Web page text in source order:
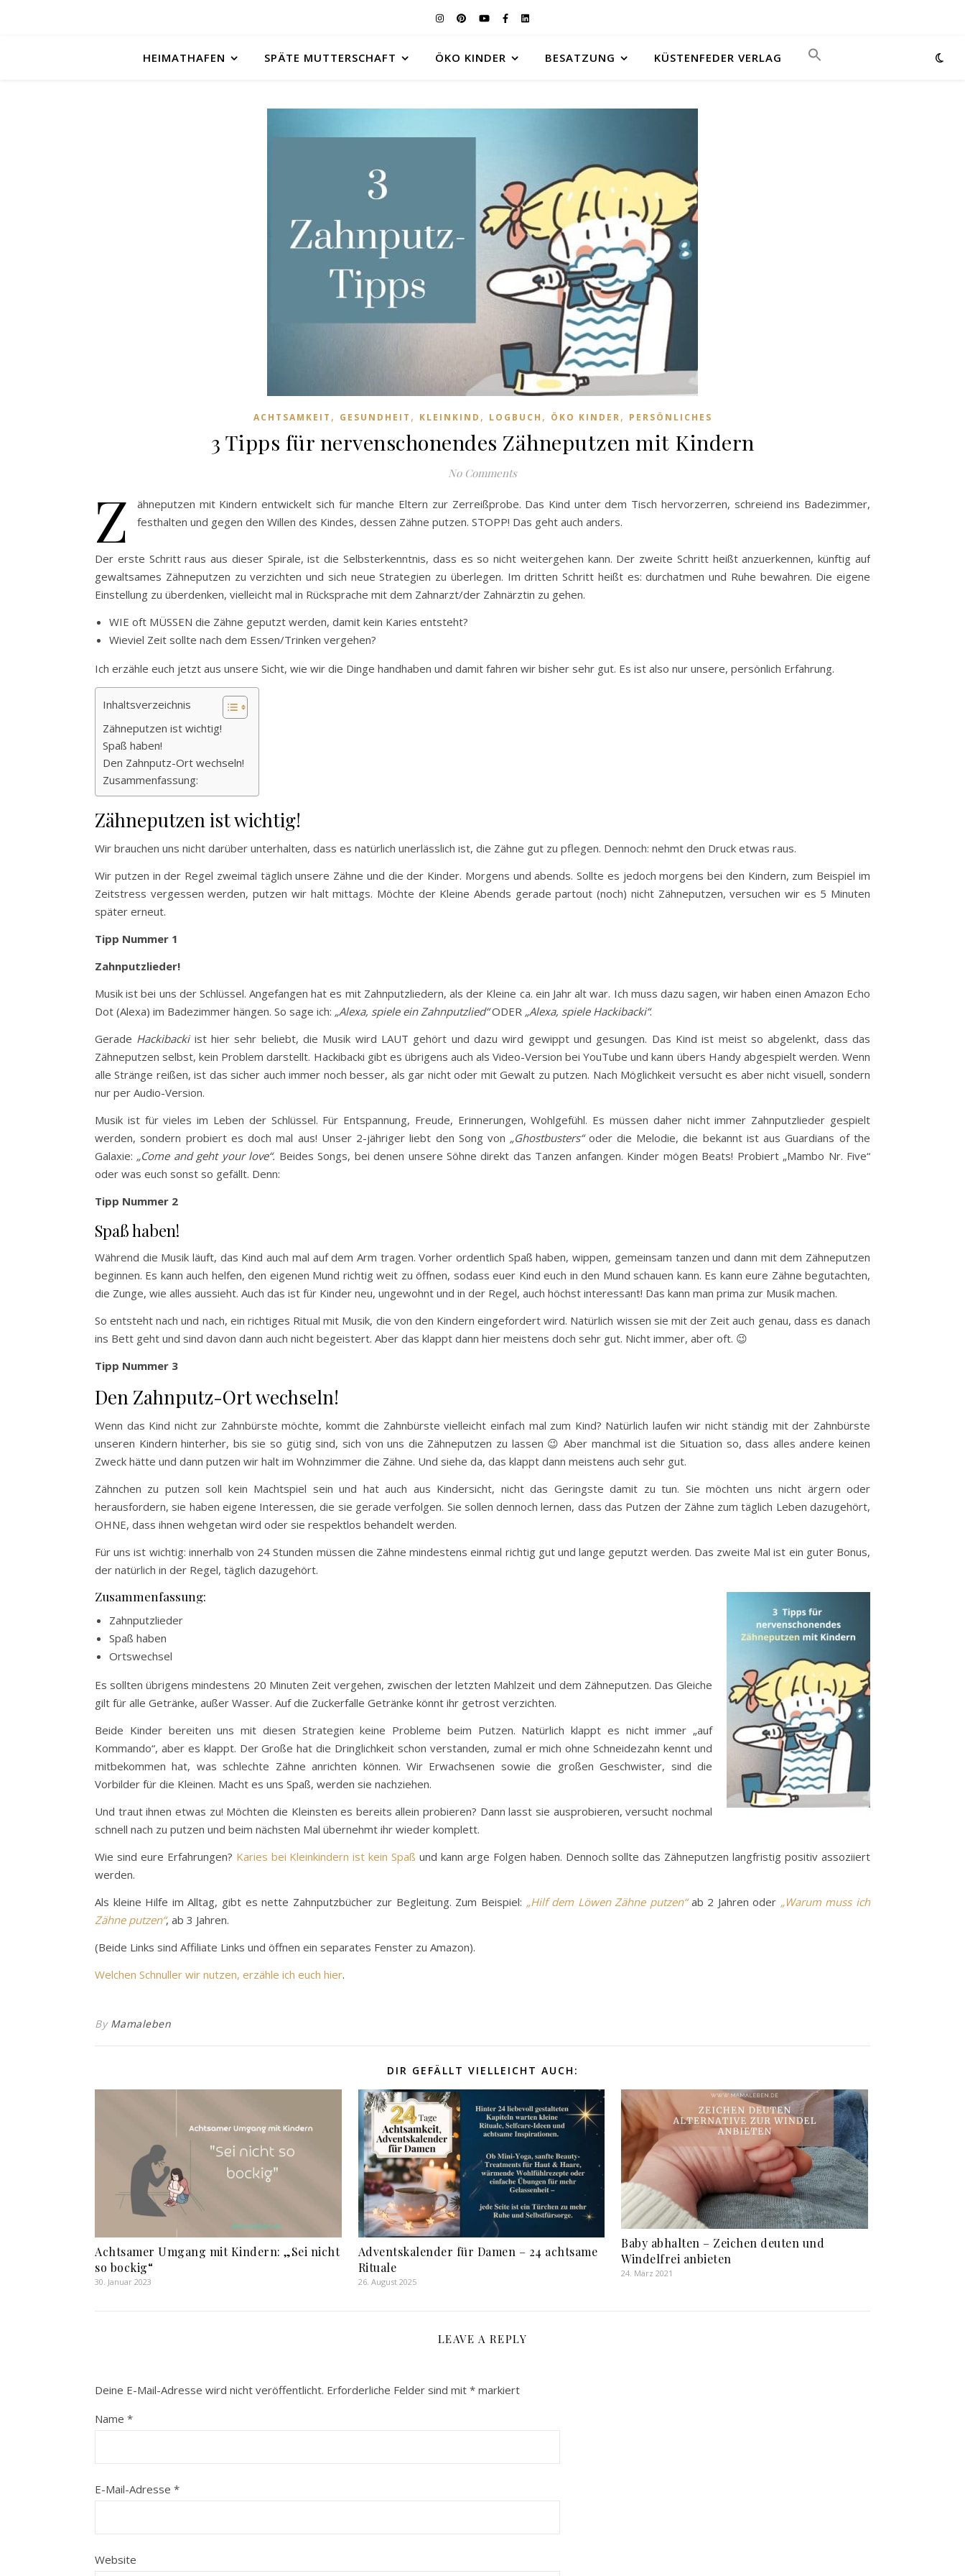
HEIMATHAFEN SPÄTE MUTTERSCHAFT ÖKO KINDER BESATZUNG KÜSTENFEDER VERLAG
ACHTSAMKEIT , GESUNDHEIT , KLEINKIND , LOGBUCH , ÖKO KINDER, PERSÖNLICHES
3 Tipps für nervenschonendes Zähneputzen mit Kindern
No Comments
Z
ähneputzen mit Kindern entwickelt sich für manche Eltern zur Zerreißprobe. Das Kind unter dem Tisch hervorzerren, schreiend ins Badezimmer,
festhalten und gegen den Willen des Kindes, dessen Zähne putzen. STOPP! Das geht auch anders.
Der erste Schritt raus aus dieser Spirale, ist die Selbsterkenntnis, dass es so nicht weitergehen kann. Der zweite Schritt heißt anzuerkennen, künftig auf
gewaltsames Zähneputzen zu verzichten und sich neue Strategien zu überlegen. Im dritten Schritt heißt es: durchatmen und Ruhe bewahren. Die eigene
Einstellung zu überdenken, vielleicht mal in Rücksprache mit dem Zahnarzt/der Zahnärztin zu gehen.
WIE oft MÜSSEN die Zähne geputzt werden, damit kein Karies entsteht?
Wieviel Zeit sollte nach dem Essen/Trinken vergehen?
Ich erzähle euch jetzt aus unsere Sicht, wie wir die Dinge handhaben und damit fahren wir bisher sehr gut. Es ist also nur unsere, persönlich Erfahrung.
Inhaltsverzeichnis
Zähneputzen ist wichtig!
Spaß haben!
Den Zahnputz-Ort wechseln!
Zusammenfassung:
Zähneputzen ist wichtig!
Wir brauchen uns nicht darüber unterhalten, dass es natürlich unerlässlich ist, die Zähne gut zu pflegen. Dennoch: nehmt den Druck etwas raus.
Wir putzen in der Regel zweimal täglich unsere Zähne und die der Kinder. Morgens und abends. Sollte es jedoch morgens bei den Kindern, zum Beispiel im
Zeitstress vergessen werden, putzen wir halt mittags. Möchte der Kleine Abends gerade partout (noch) nicht Zähneputzen, versuchen wir es 5 Minuten
später erneut.
Tipp Nummer 1
Zahnputzlieder!
Musik ist bei uns der Schlüssel. Angefangen hat es mit Zahnputzliedern, als der Kleine ca. ein Jahr alt war. Ich muss dazu sagen, wir haben einen Amazon Echo
Dot (Alexa) im Badezimmer hängen. So sage ich: „Alexa, spiele ein Zahnputzlied“ODER „Alexa, spiele Hackibacki“.
Gerade Hackibackiist hier sehr beliebt, die Musik wird LAUT gehört und dazu wird gewippt und gesungen. Das Kind ist meist so abgelenkt, dass das
Zähneputzen selbst, kein Problem darstellt. Hackibacki gibt es übrigens auch als Video-Version bei YouTube und kann übers Handy abgespielt werden. Wenn
alle Stränge reißen, ist das sicher auch immer noch besser, als gar nicht oder mit Gewalt zu putzen. Nach Möglichkeit versucht es aber nicht visuell, sondern
nur per Audio-Version.
Musik ist für vieles im Leben der Schlüssel. Für Entspannung, Freude, Erinnerungen, Wohlgefühl. Es müssen daher nicht immer Zahnputzlieder gespielt
werden, sondern probiert es doch mal aus! Unser 2-jähriger liebt den Song von „Ghostbusters“oder die Melodie, die bekannt ist aus Guardians of the
Galaxie: „Come and geht your love“. Beides Songs, bei denen unsere Söhne direkt das Tanzen anfangen. Kinder mögen Beats! Probiert „Mambo Nr. Five“
oder was euch sonst so gefällt. Denn:
Tipp Nummer 2
Spaß haben!
Während die Musik läuft, das Kind auch mal auf dem Arm tragen. Vorher ordentlich Spaß haben, wippen, gemeinsam tanzen und dann mit dem Zähneputzen
beginnen. Es kann auch helfen, den eigenen Mund richtig weit zu öffnen, sodass euer Kind euch in den Mund schauen kann. Es kann eure Zähne begutachten,
die Zunge, wie alles aussieht. Auch das ist für Kinder neu, ungewohnt und in der Regel, auch höchst interessant! Das kann man prima zur Musik machen.
So entsteht nach und nach, ein richtiges Ritual mit Musik, die von den Kindern eingefordert wird. Natürlich wissen sie mit der Zeit auch genau, dass es danach
ins Bett geht und sind davon dann auch nicht begeistert. Aber das klappt dann hier meistens doch sehr gut. Nicht immer, aber oft. 😉
Tipp Nummer 3
Den Zahnputz-Ort wechseln!
Wenn das Kind nicht zur Zahnbürste möchte, kommt die Zahnbürste vielleicht einfach mal zum Kind? Natürlich laufen wir nicht ständig mit der Zahnbürste
unseren Kindern hinterher, bis sie so gütig sind, sich von uns die Zähneputzen zu lassen 😉 Aber manchmal ist die Situation so, dass alles andere keinen
Zweck hätte und dann putzen wir halt im Wohnzimmer die Zähne. Und siehe da, das klappt dann meistens auch sehr gut.
Zähnchen zu putzen soll kein Machtspiel sein und hat auch aus Kindersicht, nicht das Geringste damit zu tun. Sie möchten uns nicht ärgern oder
herausfordern, sie haben eigene Interessen, die sie gerade verfolgen. Sie sollen dennoch lernen, dass das Putzen der Zähne zum täglich Leben dazugehört,
OHNE, dass ihnen wehgetan wird oder sie respektlos behandelt werden.
Für uns ist wichtig: innerhalb von 24 Stunden müssen die Zähne mindestens einmal richtig gut und lange geputzt werden. Das zweite Mal ist ein guter Bonus,
der natürlich in der Regel, täglich dazugehört.
Zusammenfassung:
Zahnputzlieder
Spaß haben
Ortswechsel
Es sollten übrigens mindestens 20 Minuten Zeit vergehen, zwischen der letzten Mahlzeit und dem Zähneputzen. Das Gleiche
gilt für alle Getränke, außer Wasser. Auf die Zuckerfalle Getränke könnt ihr getrost verzichten.
Beide Kinder bereiten uns mit diesen Strategien keine Probleme beim Putzen. Natürlich klappt es nicht immer „auf
Kommando“, aber es klappt. Der Große hat die Dringlichkeit schon verstanden, zumal er mich ohne Schneidezahn kennt und
mitbekommen hat, was schlechte Zähne anrichten können. Wir Erwachsenen sowie die großen Geschwister, sind die
Vorbilder für die Kleinen. Macht es uns Spaß, werden sie nachziehen.
Und traut ihnen etwas zu! Möchten die Kleinsten es bereits allein probieren? Dann lasst sie ausprobieren, versucht nochmal
schnell nach zu putzen und beim nächsten Mal übernehmt ihr wieder komplett.
Wie sind eure Erfahrungen? Karies bei Kleinkindern ist kein Spaß und kann arge Folgen haben. Dennoch sollte das Zähneputzen langfristig positiv assoziiert
werden.
Als kleine Hilfe im Alltag, gibt es nette Zahnputzbücher zur Begleitung. Zum Beispiel: „Hilf dem Löwen Zähne putzen“ab 2 Jahren oder „Warum muss ich
Zähne putzen“, ab 3 Jahren.
(Beide Links sind Affiliate Links und öffnen ein separates Fenster zu Amazon).
Welchen Schnuller wir nutzen, erzähle ich euch hier.
By Mamaleben
DIR GEFÄLLT VIELLEICHT AUCH:
Achtsamer Umgang mit Kindern: „Sei nicht
so bockig“
30. Januar 2023
Adventskalender für Damen – 24 achtsame
Rituale
26. August 2025
Baby abhalten – Zeichen deuten und
Windelfrei anbieten
24. März 2021
LEAVE A REPLY
Deine E-Mail-Adresse wird nicht veröffentlicht. Erforderliche Felder sind mit * markiert
Name *
E-Mail-Adresse *
Website